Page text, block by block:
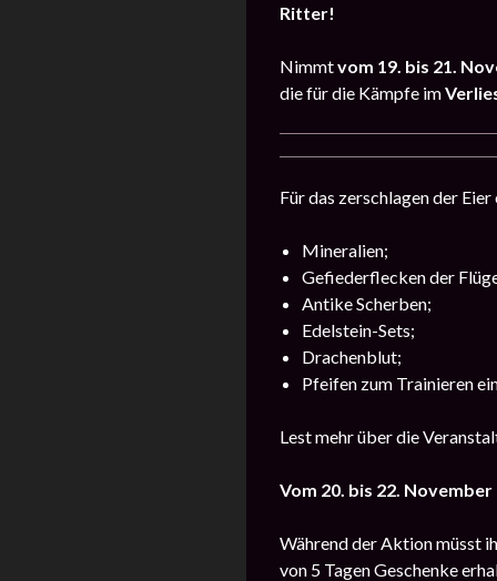
Ritter!
Nimmtvom 19. bis 21.
die für die Kämpfe im
Für das zerschlagen der
Mineralien;
Gefiederflecken der
Antike Scherben;
Edelstein-Sets;
Drachenblut;
Pfeifen zum Trainieren
Lest mehr über die
Vom 20. bis 22. November
Während der Aktion müsst
von 5 Tagen Geschenke